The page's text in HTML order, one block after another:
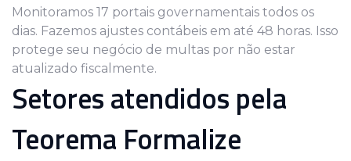
Monitoramos 17 portais governamentais todos os
dias. Fazemos ajustes contábeis em até 48 horas. Isso
protege seu negócio de multas por não estar
atualizado fiscalmente.
Setores atendidos pela
Teorema Formalize